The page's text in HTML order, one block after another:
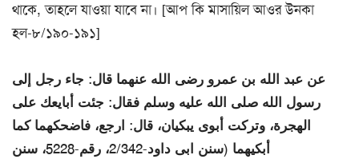
থাকে, তাহলে যাওয়া যাবে না। [আপ কি মাসায়িল আওর উনকা
হল-৮/১৯০-১৯১]
عن عبد الله بن عمرو رضى الله عنهما قال: جاء رجل إلى
رسول الله صلى الله عليه وسلم فقال: جئت أبايعك على
الهجرة، وتركت أبوى يبكيان، قال: ارجع، فاضحكهما كما
أبكيهما (سنن ابى داود-2/342، رقم-5228، سنن